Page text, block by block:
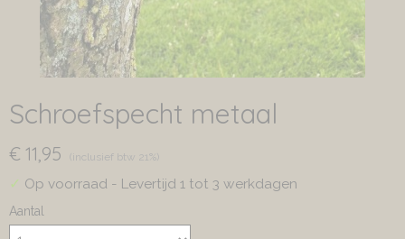
Schroefspecht metaal
€ 11,95 (inclusief btw 21%)
✓ Op voorraad - Levertijd 1 tot 3 werkdagen
Aantal